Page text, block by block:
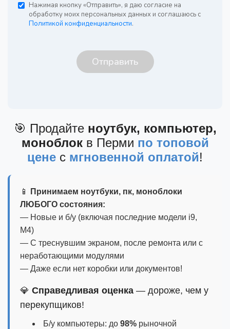
Нажимая кнопку «Отправить», я даю согласие на
обработку моих персональных данных и соглашаюсь с
Политикой конфиденциальности.
🎯 Продайте ноутбук, компьютер,
моноблокв Перми по топовой
цене с мгновенной оплатой!
📱
Принимаем ноутбуки, пк, моноблоки
ЛЮБОГО состояния:
— Новые и б/у (включая последние модели i9,
M4)
— С треснувшим экраном, после ремонта или с
неработающими модулями
— Даже если нет коробки или документов!
💎 Справедливая оценка — дороже, чем у
перекупщиков!
Б/у компьютеры: до 98% рыночной